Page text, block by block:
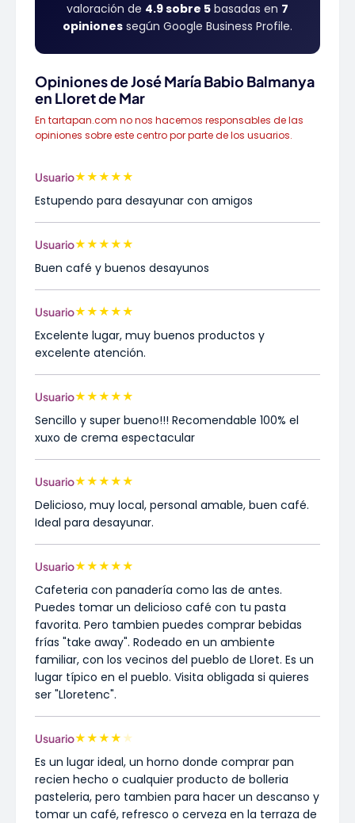
valoración de 4.9 sobre 5 basadas en 7
opiniones según Google Business Profile.
Opiniones de José María Babio Balmanya
en Lloret de Mar
En tartapan.com no nos hacemos responsables de las
opiniones sobre este centro por parte de los usuarios.
Usuario★★★★★
Estupendo para desayunar con amigos
Usuario★★★★★
Buen café y buenos desayunos
Usuario★★★★★
Excelente lugar, muy buenos productos y
excelente atención.
Usuario★★★★★
Sencillo y super bueno!!! Recomendable 100% el
xuxo de crema espectacular
Usuario★★★★★
Delicioso, muy local, personal amable, buen café.
Ideal para desayunar.
Usuario★★★★★
Cafeteria con panadería como las de antes.
Puedes tomar un delicioso café con tu pasta
favorita. Pero tambien puedes comprar bebidas
frías "take away". Rodeado en un ambiente
familiar, con los vecinos del pueblo de Lloret. Es un
lugar típico en el pueblo. Visita obligada si quieres
ser "Lloretenc".
Usuario★★★★ ★
Es un lugar ideal, un horno donde comprar pan
recien hecho o cualquier producto de bolleria
pasteleria, pero tambien para hacer un descanso y
tomar un café, refresco o cerveza en la terraza de